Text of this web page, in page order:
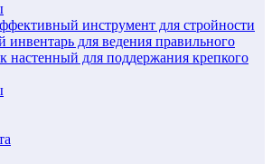
инструмент для стройности
для ведения правильного
настенный для поддержания крепкого